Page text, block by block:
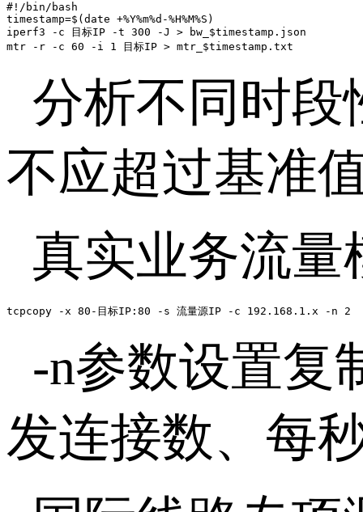
#!/bin/bash
timestamp=$(date +%Y%m%d-%H%M%S)
iperf3 -c 目标IP -t 300 -J > bw_$timestamp.json
mtr -r -c 60 -i 1 目标IP > mtr_$timestamp.txt
分析不同时段
不应超过基准
真实业务流量
tcpcopy -x 80-目标IP:80 -s 流量源IP -c 192.168.1.x -n 2
-n参数设置复
发连接数、每